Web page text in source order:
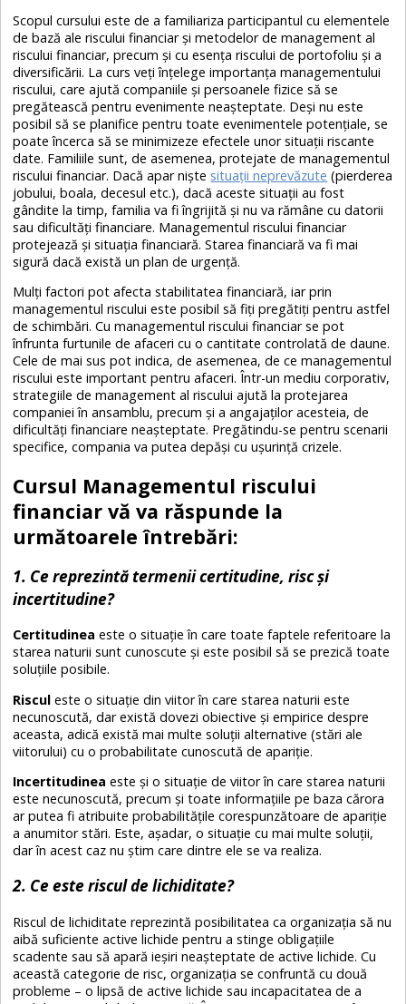
Scopul cursului este de a familiariza participantul cu elementele
de bază ale riscului financiar și metodelor de management al
riscului financiar, precum și cu esența riscului de portofoliu și a
diversificării. La curs veți înțelege importanța managementului
riscului, care ajută companiile și persoanele fizice să se
pregătească pentru evenimente neașteptate. Deși nu este
posibil să se planifice pentru toate evenimentele potențiale, se
poate încerca să se minimizeze efectele unor situații riscante
date. Familiile sunt, de asemenea, protejate de managementul
riscului financiar. Dacă apar niște situații neprevăzute (pierderea
jobului, boala, decesul etc.), dacă aceste situații au fost
gândite la timp, familia va fi îngrijită și nu va rămâne cu datorii
sau dificultăți financiare. Managementul riscului financiar
protejează și situația financiară. Starea financiară va fi mai
sigură dacă există un plan de urgență.
Mulți factori pot afecta stabilitatea financiară, iar prin
managementul riscului este posibil să fiți pregătiți pentru astfel
de schimbări. Cu managementul riscului financiar se pot
înfrunta furtunile de afaceri cu o cantitate controlată de daune.
Cele de mai sus pot indica, de asemenea, de ce managementul
riscului este important pentru afaceri. Într-un mediu corporativ,
strategiile de management al riscului ajută la protejarea
companiei în ansamblu, precum și a angajaților acesteia, de
dificultăți financiare neașteptate. Pregătindu-se pentru scenarii
specifice, compania va putea depăși cu ușurință crizele.
Cursul Managementul riscului
financiar vă va răspunde la
următoarele întrebări:
1. Ce reprezintă termenii certitudine, risc și
incertitudine?
Certitudinea este o situație în care toate faptele referitoare la
starea naturii sunt cunoscute și este posibil să se prezică toate
soluțiile posibile.
Riscul este o situație din viitor în care starea naturii este
necunoscută, dar există dovezi obiective și empirice despre
aceasta, adică există mai multe soluții alternative (stări ale
viitorului) cu o probabilitate cunoscută de apariție.
Incertitudinea este și o situație de viitor în care starea naturii
este necunoscută, precum și toate informațiile pe baza cărora
ar putea fi atribuite probabilitățile corespunzătoare de apariție
a anumitor stări. Este, așadar, o situație cu mai multe soluții,
dar în acest caz nu știm care dintre ele se va realiza.
2. Ce este riscul de lichiditate?
Riscul de lichiditate reprezintă posibilitatea ca organizația să nu
aibă suficiente active lichide pentru a stinge obligațiile
scadente sau să apară ieșiri neașteptate de active lichide. Cu
această categorie de risc, organizația se confruntă cu două
probleme – o lipsă de active lichide sau incapacitatea de a